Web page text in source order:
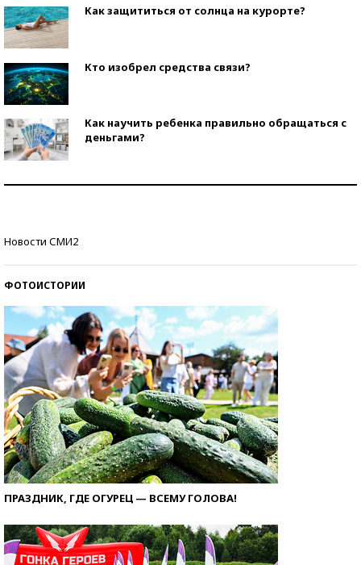
Как защититься от солнца на курорте?
Кто изобрел средства связи?
Как научить ребенка правильно обращаться с
деньгами?
Новости СМИ2
ФОТОИСТОРИИ
ПРАЗДНИК, ГДЕ ОГУРЕЦ — ВСЕМУ ГОЛОВА!